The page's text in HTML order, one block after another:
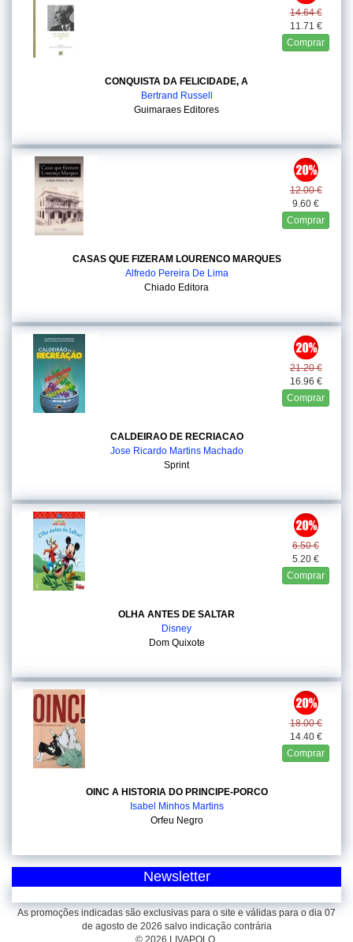
14.64 €
11.71 €
Comprar
CONQUISTA DA FELICIDADE, A
Bertrand Russell
Guimaraes Editores
12.00 €
9.60 €
Comprar
CASAS QUE FIZERAM LOURENCO MARQUES
Alfredo Pereira De Lima
Chiado Editora
21.20 €
16.96 €
Comprar
CALDEIRAO DE RECRIACAO
Jose Ricardo Martins Machado
Sprint
6.50 €
5.20 €
Comprar
OLHA ANTES DE SALTAR
Disney
Dom Quixote
18.00 €
14.40 €
Comprar
OINC A HISTORIA DO PRINCIPE-PORCO
Isabel Minhos Martins
Orfeu Negro
Newsletter
As promoções indicadas são exclusivas para o site e válidas para o dia 07
de agosto de 2026 salvo indicação contrária
© 2026 LIVAPOLO.